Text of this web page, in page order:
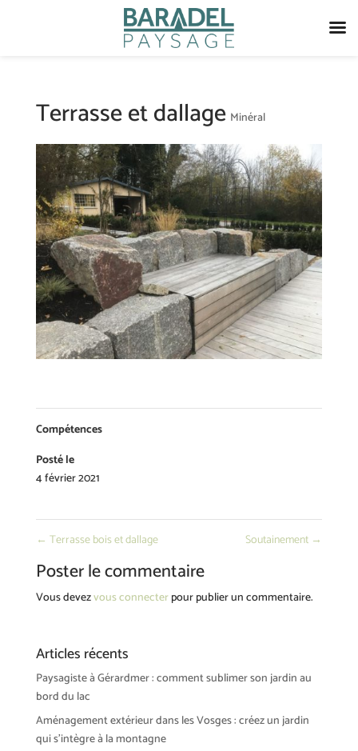
Terrasse et dallage Minéral
Compétences
Posté le
4 février 2021
← Terrasse bois et dallage Soutainement →
Poster le commentaire
Vous devezvous connecterpour publier un commentaire.
Articles récents
Paysagiste à Gérardmer : comment sublimer son jardin au
bord du lac
Aménagement extérieur dans les Vosges : créez un jardin
qui s’intègre à la montagne